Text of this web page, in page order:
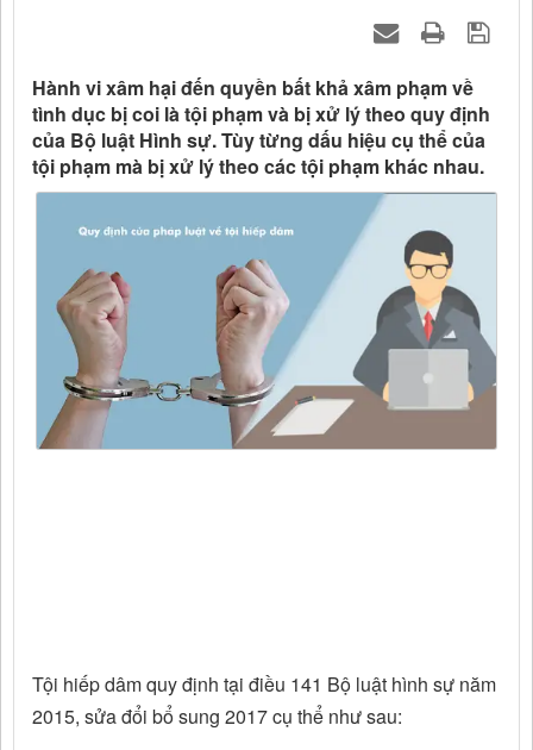
Hành vi xâm hại đến quyền bất khả xâm phạm về
tình dục bị coi là tội phạm và bị xử lý theo quy định
của Bộ luật Hình sự. Tùy từng dấu hiệu cụ thể của
tội phạm mà bị xử lý theo các tội phạm khác nhau.
Tội hiếp dâm quy định tại điều 141 Bộ luật hình sự năm
2015, sửa đổi bổ sung 2017 cụ thể như sau: